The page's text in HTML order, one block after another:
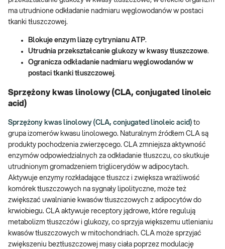
ma utrudnione odkładanie nadmiaru węglowodanów w postaci
tkanki tłuszczowej.
Blokuje enzym liazę cytrynianu ATP.
Utrudnia przekształcanie glukozy w kwasy tłuszczowe.
Ogranicza odkładanie nadmiaru węglowodanów w
postaci tkanki tłuszczowej.
Sprzężony kwas linolowy (CLA, conjugated linoleic
acid)
Sprzężony kwas linolowy (CLA, conjugated linoleic acid) to
grupa izomerów kwasu linolowego. Naturalnym źródłem CLA są
produkty pochodzenia zwierzęcego. CLA zmniejsza aktywność
enzymów odpowiedzialnych za odkładanie tłuszczu, co skutkuje
utrudnionym gromadzeniem triglicerydów w adipocytach.
Aktywuje enzymy rozkładające tłuszcz i zwiększa wrażliwość
komórek tłuszczowych na sygnały lipolityczne, może też
zwiększać uwalnianie kwasów tłuszczowych z adipocytów do
krwiobiegu. CLA aktywuje receptory jądrowe, które regulują
metabolizm tłuszczów i glukozy, co sprzyja większemu utlenianiu
kwasów tłuszczowych w mitochondriach. CLA może sprzyjać
zwiększeniu beztłuszczowej masy ciała poprzez modulację